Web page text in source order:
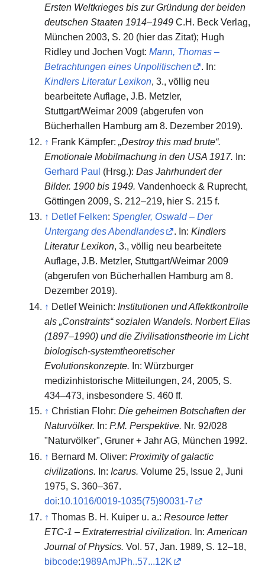
Ersten Weltkrieges bis zur Gründung der beiden
deutschen Staaten 1914–1949 C.H. Beck Verlag,
München 2003, S. 20 (hier das Zitat); Hugh
Ridley und Jochen Vogt:Mann, Thomas –
Betrachtungen eines Unpolitischen
. In:
Kindlers Literatur Lexikon, 3., völlig neu
bearbeitete Auflage, J.B. Metzler,
Stuttgart/Weimar 2009 (abgerufen von
Bücherhallen Hamburg am 8. Dezember 2019).
↑ Frank Kämpfer:„Destroy this mad brute“.
Emotionale Mobilmachung in den USA 1917. In:
Gerhard Paul (Hrsg.):Das Jahrhundert der
Bilder. 1900 bis 1949. Vandenhoeck & Ruprecht,
Göttingen 2009, S. 212–219, hier S. 215 f.
↑ Detlef Felken:Spengler, Oswald – Der
Untergang des Abendlandes
. In:Kindlers
Literatur Lexikon, 3., völlig neu bearbeitete
Auflage, J.B. Metzler, Stuttgart/Weimar 2009
(abgerufen von Bücherhallen Hamburg am 8.
Dezember 2019).
↑ Detlef Weinich: Institutionen und Affektkontrolle
als „Constraints“ sozialen Wandels. Norbert Elias
(1897–1990) und die Zivilisationstheorie im Licht
biologisch-systemtheoretischer
Evolutionskonzepte. In: Würzburger
medizinhistorische Mitteilungen, 24, 2005, S.
434–473, insbesondere S. 460 ff.
↑ Christian Flohr:Die geheimen Botschaften der
Naturvölker. In:P.M. Perspektive. Nr. 92/028
"Naturvölker", Gruner + Jahr AG, München 1992.
↑ Bernard M. Oliver:Proximity of galactic
civilizations. In: Icarus. Volume 25, Issue 2, Juni
1975, S. 360–367.
doi:10.1016/0019-1035(75)90031-7
↑ Thomas B. H. Kuiper u. a.:Resource letter
ETC-1 – Extraterrestrial civilization. In:American
Journal of Physics. Vol. 57, Jan. 1989, S. 12–18,
bibcode:1989AmJPh..57...12K